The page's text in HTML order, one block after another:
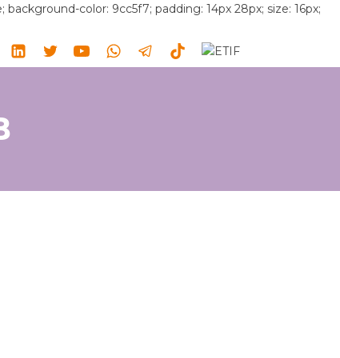
color: 9cc5f7; padding: 14px 28px; size: 16px;